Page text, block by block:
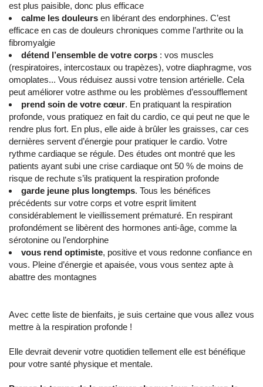
est plus paisible, donc plus efficace
calme les douleurs en libérant des endorphines. C’est
efficace en cas de douleurs chroniques comme l’arthrite ou la
fibromyalgie
détend l’ensemble de votre corps : vos muscles
(respiratoires, intercostaux ou trapèzes), votre diaphragme, vos
omoplates... Vous réduisez aussi votre tension artérielle. Cela
peut améliorer votre asthme ou les problèmes d’essoufflement
prend soin de votre cœur. En pratiquant la respiration
profonde, vous pratiquez en fait du cardio, ce qui peut ne que le
rendre plus fort. En plus, elle aide à brûler les graisses, car ces
dernières servent d’énergie pour pratiquer le cardio. Votre
rythme cardiaque se régule. Des études ont montré que les
patients ayant subi une crise cardiaque ont 50 % de moins de
risque de rechute s’ils pratiquent la respiration profonde
garde jeune plus longtemps. Tous les bénéfices
précédents sur votre corps et votre esprit limitent
considérablement le vieillissement prématuré. En respirant
profondément se libèrent des hormones anti-âge, comme la
sérotonine ou l’endorphine
vous rend optimiste, positive et vous redonne confiance en
vous. Pleine d’énergie et apaisée, vous vous sentez apte à
abattre des montagnes
Avec cette liste de bienfaits, je suis certaine que vous allez vous
mettre à la respiration profonde !
Elle devrait devenir votre quotidien tellement elle est bénéfique
pour votre santé physique et mentale.